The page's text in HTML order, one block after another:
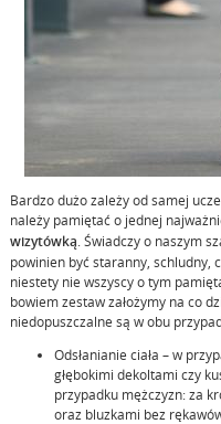
Bardzo dużo zależy od samej
należy pamiętać o jednej
wizytówką . Świadczy o naszym
powinien być staranny, schludny,
niestety nie wszyscy o tym
bowiem zestaw założymy na co
niedopuszczalne są w obu
Odsłanianie ciała – w
głębokimi dekoltami czy
przypadku mężczyzn: za
oraz bluzkami bez